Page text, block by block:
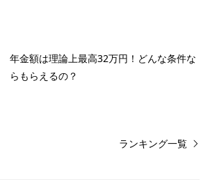
年金額は理論上最高32万円！どんな条件な
らもらえるの？
ランキング一覧